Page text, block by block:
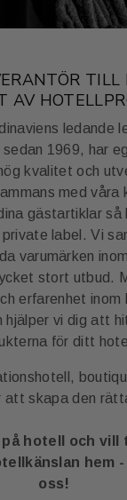
TILL
AV
ledande
1969, har
kvalitet och
med våra
gästartiklar så
label. Vi
varumärken
stort utbud.
erfarenhet inom
hjälper vi dig att
för ditt
att skapa den
hotell och vill
hem -
oss!